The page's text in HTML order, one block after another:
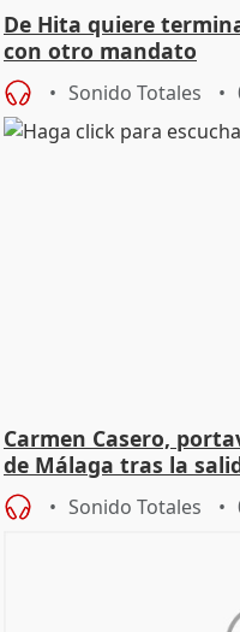
De Hita quiere
con otro mandato
Sonido Totales
Carmen Casero,
de Málaga tras la
Sonido Totales